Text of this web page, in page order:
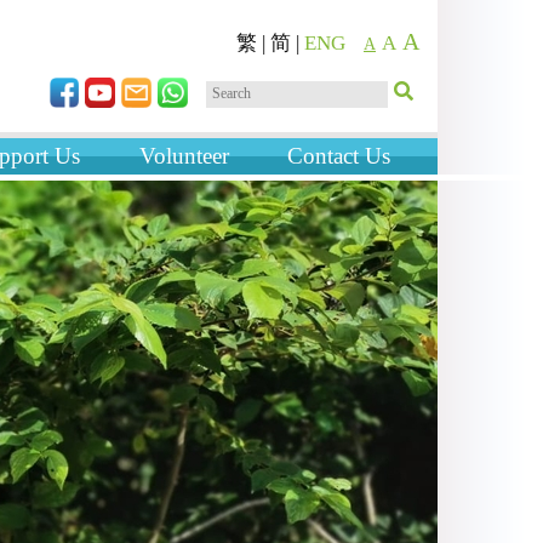
繁 | 简 | ENG A A A
Us Volunteer Contact Us